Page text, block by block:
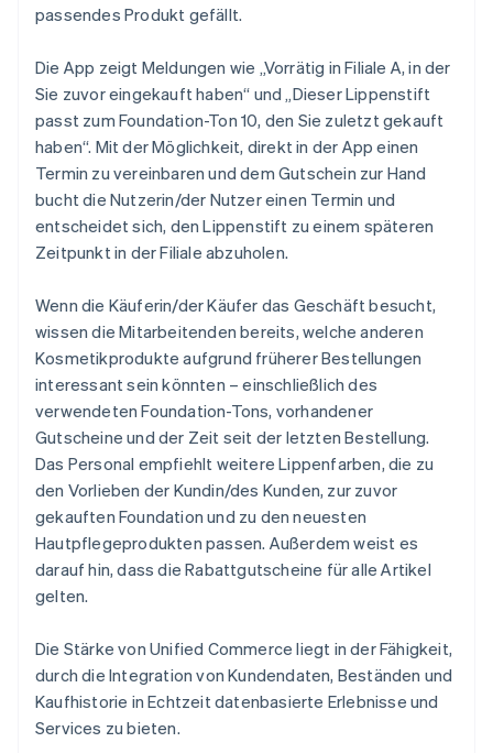
passendes Produkt gefällt.
Die App zeigt Meldungen wie „Vorrätig in Filiale A, in der
Sie zuvor eingekauft haben“ und „Dieser Lippenstift
passt zum Foundation-Ton 10, den Sie zuletzt gekauft
haben“. Mit der Möglichkeit, direkt in der App einen
Termin zu vereinbaren und dem Gutschein zur Hand
bucht die Nutzerin/der Nutzer einen Termin und
entscheidet sich, den Lippenstift zu einem späteren
Zeitpunkt in der Filiale abzuholen.
Wenn die Käuferin/der Käufer das Geschäft besucht,
wissen die Mitarbeitenden bereits, welche anderen
Kosmetikprodukte aufgrund früherer Bestellungen
interessant sein könnten – einschließlich des
verwendeten Foundation-Tons, vorhandener
Gutscheine und der Zeit seit der letzten Bestellung.
Das Personal empfiehlt weitere Lippenfarben, die zu
den Vorlieben der Kundin/des Kunden, zur zuvor
gekauften Foundation und zu den neuesten
Hautpflegeprodukten passen. Außerdem weist es
darauf hin, dass die Rabattgutscheine für alle Artikel
gelten.
Die Stärke von Unified Commerce liegt in der Fähigkeit,
durch die Integration von Kundendaten, Beständen und
Kaufhistorie in Echtzeit datenbasierte Erlebnisse und
Services zu bieten.